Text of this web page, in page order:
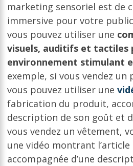
marketing sensoriel est de
immersive pour votre
vous pouvez utiliser une
visuels, auditifs et tactiles
environnement stimulant
exemple, si vous vendez
vous pouvez utiliser une
fabrication du produit,
description de son goût et
vous vendez un vêtement,
une vidéo montrant
accompagnée d’une